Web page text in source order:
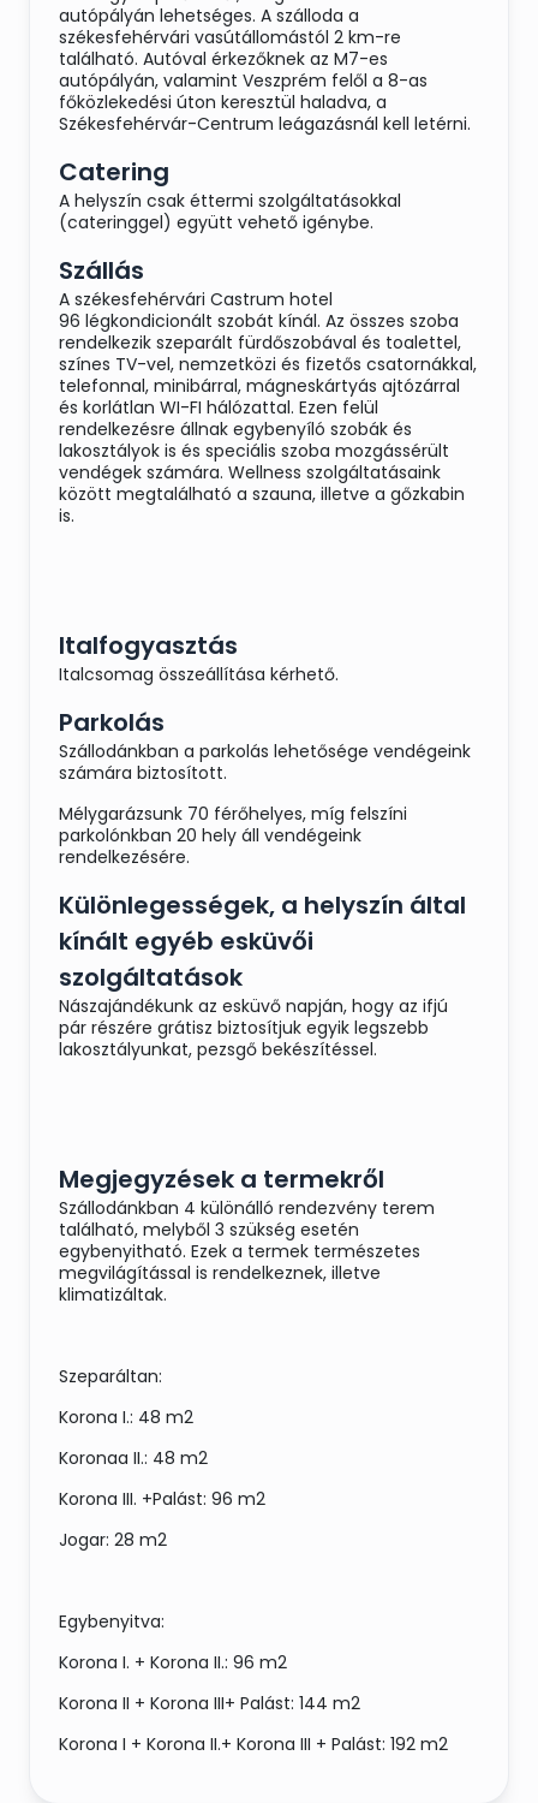
autópályán lehetséges. A szálloda a
székesfehérvári vasútállomástól 2 km-re
található. Autóval érkezőknek az M7-es
autópályán, valamint Veszprém felől a 8-as
főközlekedési úton keresztül haladva, a
Székesfehérvár-Centrum leágazásnál kell letérni.
Catering
A helyszín csak éttermi szolgáltatásokkal
(cateringgel) együtt vehető igénybe.
Szállás
A székesfehérvári Castrum hotel
96 légkondicionált szobát kínál. Az összes szoba
rendelkezik szeparált fürdőszobával és toalettel,
színes TV-vel, nemzetközi és fizetős csatornákkal,
telefonnal, minibárral, mágneskártyás ajtózárral
és korlátlan WI-FI hálózattal. Ezen felül
rendelkezésre állnak egybenyíló szobák és
lakosztályok is és speciális szoba mozgássérült
vendégek számára. Wellness szolgáltatásaink
között megtalálható a szauna, illetve a gőzkabin
is.
Italfogyasztás
Italcsomag összeállítása kérhető.
Parkolás
Szállodánkban a parkolás lehetősége vendégeink
számára biztosított.
Mélygarázsunk 70 férőhelyes, míg felszíni
parkolónkban 20 hely áll vendégeink
rendelkezésére.
Különlegességek, a helyszín által
kínált egyéb esküvői
szolgáltatások
Nászajándékunk az esküvő napján, hogy az ifjú
pár részére grátisz biztosítjuk egyik legszebb
lakosztályunkat, pezsgő bekészítéssel.
Megjegyzések a termekről
Szállodánkban 4 különálló rendezvény terem
található, melyből 3 szükség esetén
egybenyitható. Ezek a termek természetes
megvilágítással is rendelkeznek, illetve
klimatizáltak.
Szeparáltan:
Korona I.: 48 m2
Koronaa II.: 48 m2
Korona III. +Palást: 96 m2
Jogar: 28 m2
Egybenyitva:
Korona I. + Korona II.: 96 m2
Korona II + Korona III+ Palást: 144 m2
Korona I + Korona II.+ Korona III + Palást: 192 m2